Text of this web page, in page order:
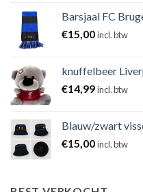
Barsjaal FC
€15,00incl. btw
knuffelbeer
€14,99incl. btw
Blauw/zwart
€15,00incl. btw